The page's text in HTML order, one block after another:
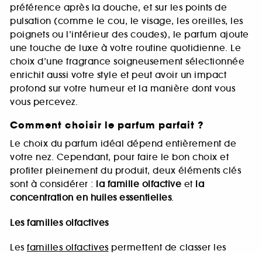
préférence après la douche, et sur les points de
pulsation (comme le cou, le visage, les oreilles, les
poignets ou l’intérieur des coudes), le parfum ajoute
une touche de luxe à votre routine quotidienne. Le
choix d’une fragrance soigneusement sélectionnée
enrichit aussi votre style et peut avoir un impact
profond sur votre humeur et la manière dont vous
vous percevez.
Comment choisir le parfum parfait ?
Le choix du parfum idéal dépend entièrement de
votre nez. Cependant, pour faire le bon choix et
profiter pleinement du produit, deux éléments clés
sont à considérer : la famille olfactive et la
concentration en huiles essentielles.
Les familles olfactives
Les familles olfactives permettent de classer les